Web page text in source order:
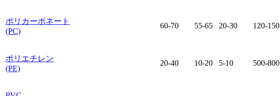
ポリカーボネート
(PC)
60-70 55-65 20-30 120-150
ポリエチレン
(PE)
20-40 10-20 5-10 500-800